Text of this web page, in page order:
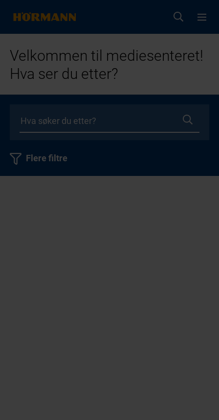
Velkommen til mediesenteret!
Hva ser du etter?
Flere filtre